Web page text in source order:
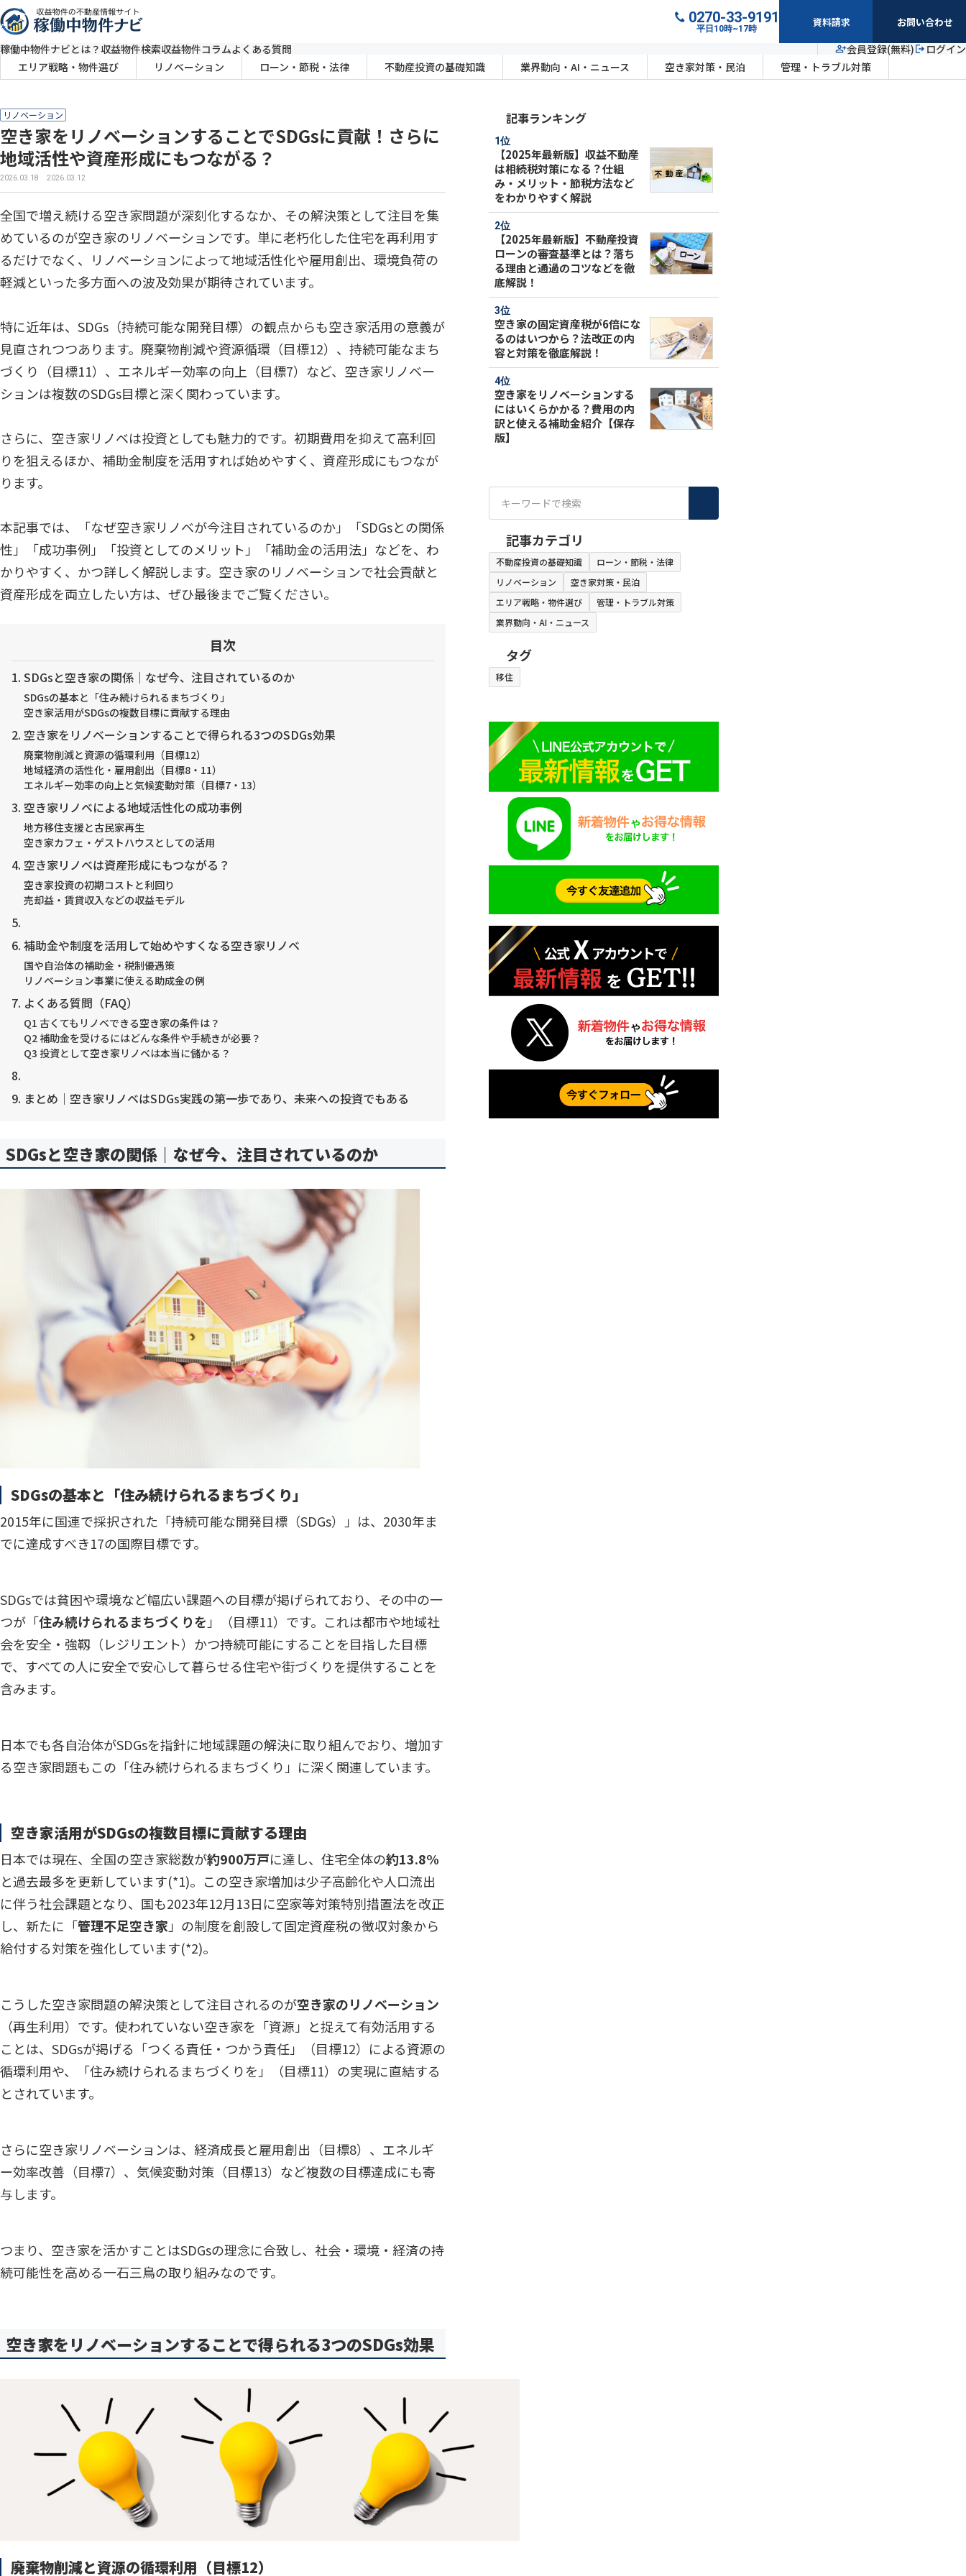
0270-33-9191
平日10時~17時
資料請求 お問い合わせ
稼働中物件ナビとは？ 収益物件検索収益物件コラムよくある質問 会員登録(無料)
ログイン
エリア戦略・物件選び
リノベーション ローン・節税・法律 不動産投資の基礎知識 業界動向・AI・ニュース 空き家対策・民泊 管理・トラブル対策
リノベーション
空き家をリノベーションすることでSDGsに貢献！さらに
地域活性や資産形成にもつながる？
2026.03.18 2026.03.12
全国で増え続ける空き家問題が深刻化するなか、その解決策として注目を集
めているのが空き家のリノベーションです。単に老朽化した住宅を再利用す
るだけでなく、リノベーションによって地域活性化や雇用創出、環境負荷の
軽減といった多方面への波及効果が期待されています。
特に近年は、SDGs（持続可能な開発目標）の観点からも空き家活用の意義が
見直されつつあります。廃棄物削減や資源循環（目標12）、持続可能なまち
づくり（目標11）、エネルギー効率の向上（目標7）など、空き家リノベー
ションは複数のSDGs目標と深く関わっています。
さらに、空き家リノベは投資としても魅力的です。初期費用を抑えて高利回
りを狙えるほか、補助金制度を活用すれば始めやすく、資産形成にもつなが
ります。
本記事では、「なぜ空き家リノベが今注目されているのか」「SDGsとの関係
性」「成功事例」「投資としてのメリット」「補助金の活用法」などを、わ
かりやすく、かつ詳しく解説します。空き家のリノベーションで社会貢献と
資産形成を両立したい方は、ぜひ最後までご覧ください。
目次
SDGsと空き家の関係｜なぜ今、注目されているのか
SDGsの基本と「住み続けられるまちづくり」
空き家活用がSDGsの複数目標に貢献する理由
空き家をリノベーションすることで得られる3つのSDGs効果
廃棄物削減と資源の循環利用（目標12）
地域経済の活性化・雇用創出（目標8・11）
エネルギー効率の向上と気候変動対策（目標7・13）
空き家リノベによる地域活性化の成功事例
地方移住支援と古民家再生
空き家カフェ・ゲストハウスとしての活用
空き家リノベは資産形成にもつながる？
空き家投資の初期コストと利回り
売却益・賃貸収入などの収益モデル
補助金や制度を活用して始めやすくなる空き家リノベ
国や自治体の補助金・税制優遇策
リノベーション事業に使える助成金の例
よくある質問（FAQ）
Q1 古くてもリノベできる空き家の条件は？
Q2 補助金を受けるにはどんな条件や手続きが必要？
Q3 投資として空き家リノベは本当に儲かる？
まとめ｜空き家リノベはSDGs実践の第一歩であり、未来への投資でもある
SDGsと空き家の関係｜なぜ今、注目されているのか
SDGsの基本と「住み続けられるまちづくり」
2015年に国連で採択された「持続可能な開発目標（SDGs）」は、2030年ま
でに達成すべき17の国際目標です。
SDGsでは貧困や環境など幅広い課題への目標が掲げられており、その中の一
つが「住み続けられるまちづくりを」（目標11）です。これは都市や地域社
会を安全・強靱（レジリエント）かつ持続可能にすることを目指した目標
で、すべての人に安全で安心して暮らせる住宅や街づくりを提供することを
含みます。
日本でも各自治体がSDGsを指針に地域課題の解決に取り組んでおり、増加す
る空き家問題もこの「住み続けられるまちづくり」に深く関連しています。
空き家活用がSDGsの複数目標に貢献する理由
日本では現在、全国の空き家総数が約900万戸に達し、住宅全体の約13.8%
と過去最多を更新しています(*1)。この空き家増加は少子高齢化や人口流出
に伴う社会課題となり、国も2023年12月13日に空家等対策特別措置法を改正
し、新たに「管理不足空き家」の制度を創設して固定資産税の徴収対象から
給付する対策を強化しています(*2)。
こうした空き家問題の解決策として注目されるのが空き家のリノベーション
（再生利用）です。使われていない空き家を「資源」と捉えて有効活用する
ことは、SDGsが掲げる「つくる責任・つかう責任」（目標12）による資源の
循環利用や、「住み続けられるまちづくりを」（目標11）の実現に直結する
とされています。
さらに空き家リノベーションは、経済成長と雇用創出（目標8）、エネルギ
ー効率改善（目標7）、気候変動対策（目標13）など複数の目標達成にも寄
与します。
つまり、空き家を活かすことはSDGsの理念に合致し、社会・環境・経済の持
続可能性を高める一石三鳥の取り組みなのです。
空き家をリノベーションすることで得られる3つのSDGs効果
廃棄物削減と資源の循環利用（目標12）
記事ランキング
【2025年最新版】収益不動産
は相続税対策になる？仕組
み・メリット・節税方法など
をわかりやすく解説
【2025年最新版】不動産投資
ローンの審査基準とは？落ち
る理由と通過のコツなどを徹
底解説！
空き家の固定資産税が6倍にな
るのはいつから？法改正の内
容と対策を徹底解説！
空き家をリノベーションする
にはいくらかかる？費用の内
訳と使える補助金紹介【保存
版】
記事カテゴリ
不動産投資の基礎知識
ローン・節税・法律
リノベーション
空き家対策・民泊
エリア戦略・物件選び
管理・トラブル対策
業界動向・AI・ニュース
タグ
移住